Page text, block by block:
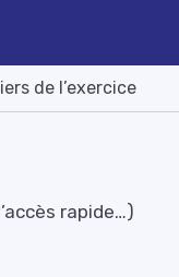
de l’exercice
rapide…)